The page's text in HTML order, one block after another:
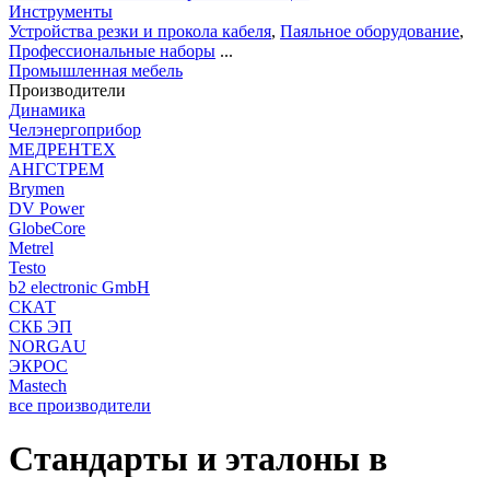
Инструменты
Устройства резки и прокола кабеля, Паяльное оборудование,
Профессиональные наборы ...
Промышленная мебель
Производители
Динамика
Челэнергоприбор
МЕДРЕНТЕХ
АНГСТРЕМ
Brymen
DV Power
GlobeCore
Metrel
Testo
b2 electronic GmbH
СКАТ
СКБ ЭП
NORGAU
ЭКРОС
Mastech
все производители
Стандарты и эталоны в